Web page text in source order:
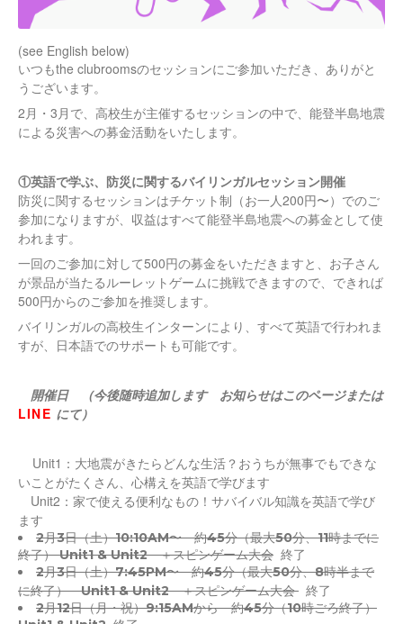
(see English below)
いつもthe clubroomsのセッションにご参加いただき、ありがと
うございます。
2月・3月で、高校生が主催するセッションの中で、能登半島地震
による災害への募金活動をいたします。
①英語で学ぶ、防災に関するバイリンガルセッション開催
防災に関するセッションはチケット制（お一人200円〜）でのご
参加になりますが、収益はすべて能登半島地震への募金として使
われます。
一回のご参加に対して500円の募金をいただきますと、お子さん
が景品が当たるルーレットゲームに挑戦できますので、できれば
500円からのご参加を推奨します。
バイリンガルの高校生インターンにより、すべて英語で行われま
すが、日本語でのサポートも可能です。
開催日 （今後随時追加します お知らせはこのページまたは
LINE にて）
Unit1：大地震がきたらどんな生活？おうちが無事でもできな
いことがたくさん、心構えを英語で学びます
Unit2：家で使える便利なもの！ サバイバル知識を英語で学び
ます
2月3日（土）10:10AM〜 約45分（最大50分、11時までに
終了） Unit1 & Unit2 ＋スピンゲーム大会 終了
2月3日（土）7:45PM〜 約45分（最大50分、8時半まで
に終了） Unit1 & Unit2 ＋スピンゲーム大会 終了
2月12日（月・祝）9:15AMから 約45分（10時ごろ終了）